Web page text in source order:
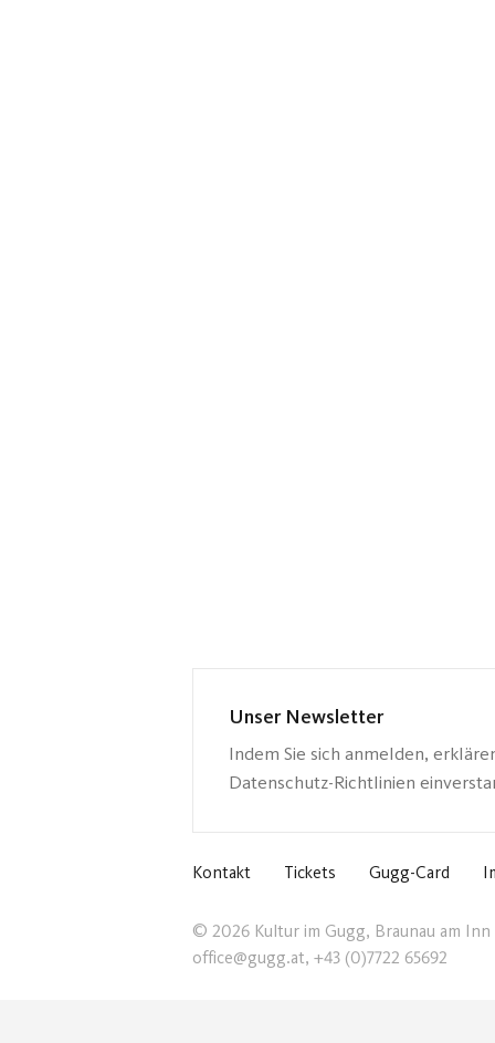
Unser Newsletter
Indem Sie sich anmelden,
Datenschutz-Richtlinien
Kontakt Tickets Gugg-Card
© 2026 Kultur im Gugg, Braunau am Inn
office@gugg.at, +43 (0)7722 65692